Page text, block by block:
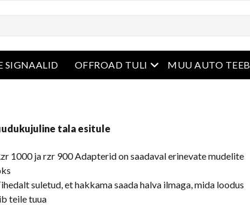
SIGNAALID OFFROAD TULI avatud menüü
MUU AUTO TEEB
tala esitule
1000 ja rzr 900 Adapterid on saadaval erinevate mudelite
suletud, et hakkama saada halva ilmaga, mida loodus
teile tuua